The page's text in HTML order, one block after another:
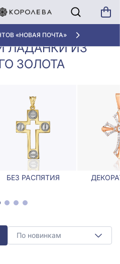
«НОВАЯ ПОЧТА»
Крестики и ладанки из красного
золота
ЛАДАНКИ ИЗ
ЗОЛОТА
БЕЗ РАСПЯТИЯ
По новинкам